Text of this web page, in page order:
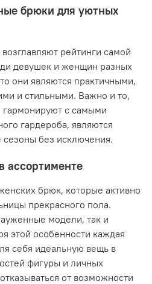
брюки для уютных
рейтинги самой
девушек и женщин разных
они являются практичными,
и стильными. Важно и то,
гармонируют с самыми
гардероба, являются
без исключения.
ассортименте
брюк, которые активно
прекрасного пола.
модели, так и
этой особенности каждая
себя идеальную вещь в
фигуры и личных
от возможности